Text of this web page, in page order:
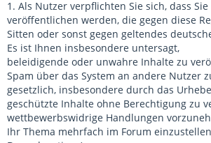
1. Als Nutzer verpflichten Sie sich, dass
veröffentlichen werden, die gegen diese
Sitten oder sonst gegen geltendes
Es ist Ihnen insbesondere untersagt,
beleidigende oder unwahre Inhalte zu
Spam über das System an andere Nutzer
gesetzlich, insbesondere durch das
geschützte Inhalte ohne Berechtigung zu
wettbewerbswidrige Handlungen
Ihr Thema mehrfach im Forum